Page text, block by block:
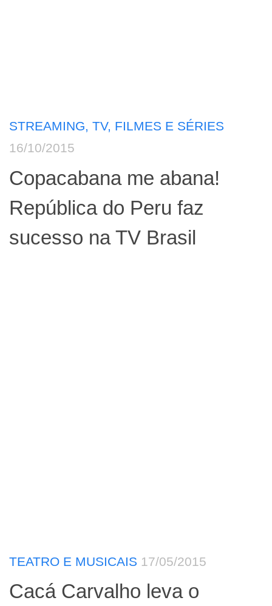
STREAMING, TV, FILMES E SÉRIES
16/10/2015
Copacabana me abana!
República do Peru faz
sucesso na TV Brasil
TEATRO E MUSICAIS 17/05/2015
Cacá Carvalho leva o